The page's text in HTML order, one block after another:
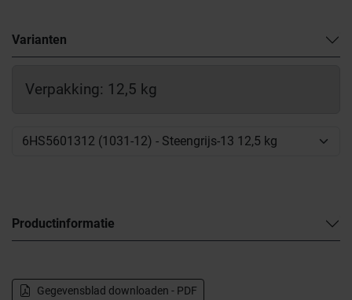
Varianten
Verpakking: 12,5 kg
Productinformatie
Gegevensblad downloaden - PDF